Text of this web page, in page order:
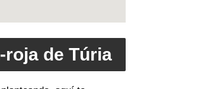
de Túria